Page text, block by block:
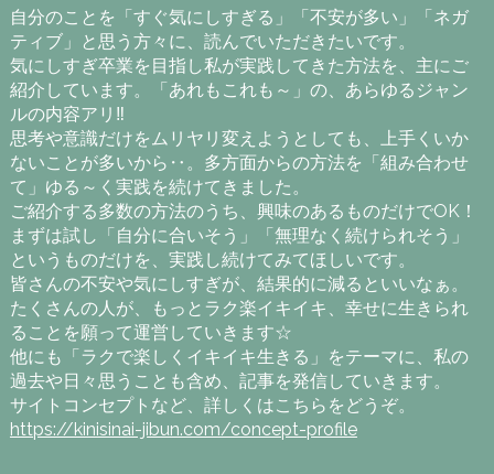
自分のことを「すぐ気にしすぎる」「不安が多い」「ネガ
ティブ」と思う方々に、読んでいただきたいです。
気にしすぎ卒業を目指し私が実践してきた方法を、主にご
紹介しています。「あれもこれも～」の、あらゆるジャン
ルの内容アリ‼
思考や意識だけをムリヤリ変えようとしても、上手くいか
ないことが多いから‥。多方面からの方法を「組み合わせ
て」ゆる～く実践を続けてきました。
ご紹介する多数の方法のうち、興味のあるものだけでOK！
まずは試し「自分に合いそう」「無理なく続けられそう」
というものだけを、実践し続けてみてほしいです。
皆さんの不安や気にしすぎが、結果的に減るといいなぁ。
たくさんの人が、もっとラク楽イキイキ、幸せに生きられ
ることを願って運営していきます☆
他にも「ラクで楽しくイキイキ生きる」をテーマに、私の
過去や日々思うことも含め、記事を発信していきます。
サイトコンセプトなど、詳しくはこちらをどうぞ。
https://kinisinai-jibun.com/concept-profile